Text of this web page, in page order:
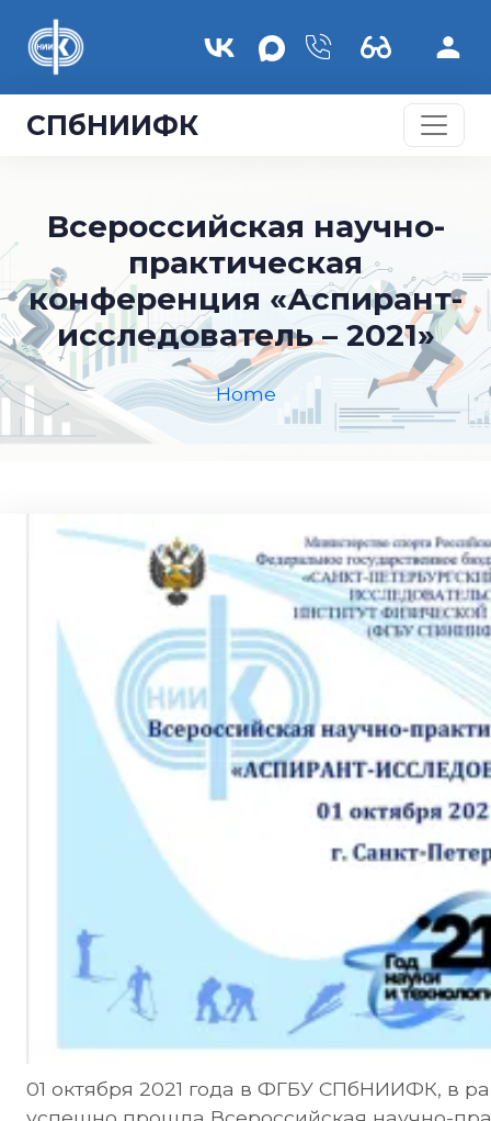
СПбНИИФК
Всероссийская научно-
практическая
конференция «Аспирант-
исследователь – 2021»
Home
01 октября 2021 года в ФГБУ СПбНИИФК, в